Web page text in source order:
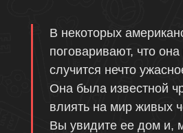
Описание
В некоторых
поговаривают, что
случится нечто
Она была известной
влиять на мир живых
Вы увидите ее дом и,